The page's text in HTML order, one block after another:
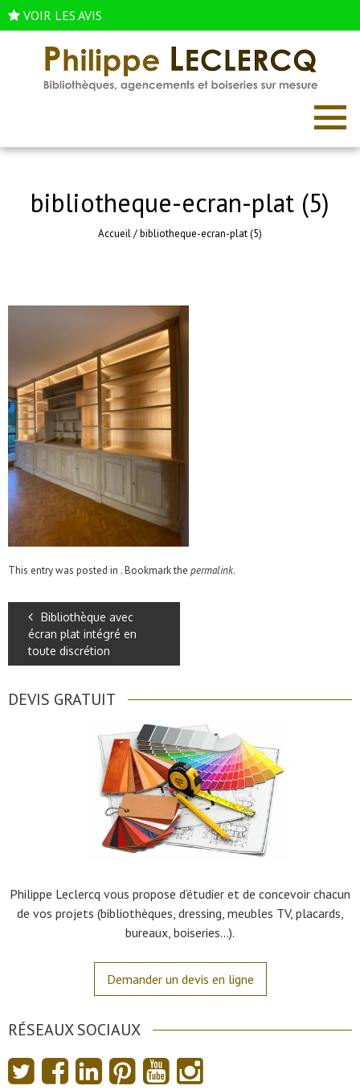
VOIR LES AVIS
bibliotheque-ecran-plat (5)
Accueil/bibliotheque-ecran-plat (5)
This entry was posted in . Bookmark the permalink.
Bibliothèque avec
écran plat intégré en
toute discrétion
DEVIS GRATUIT
Philippe Leclercq vous propose d’étudier et de concevoir chacun
de vos projets (bibliothèques, dressing, meubles TV, placards,
bureaux, boiseries…).
Demander un devis en ligne
RÉSEAUX SOCIAUX